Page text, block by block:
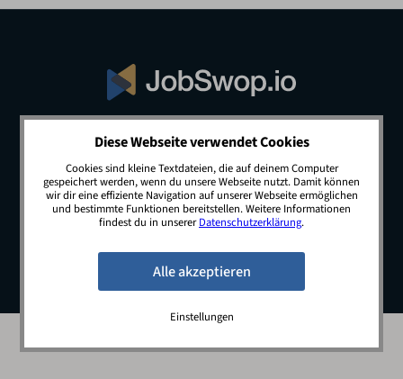
© 2026 JobSwop.io · All rights reserved.
Blog Jobs Newsletter
Kontakt
Preise
Impressum Datenschutz
Diese Webseite verwendet Cookies
Cookies sind kleine Textdateien, die auf deinem Computer
gespeichert werden, wenn du unsere Webseite nutzt. Damit können
wir dir eine effiziente Navigation auf unserer Webseite ermöglichen
und bestimmte Funktionen bereitstellen. Weitere Informationen
findest du in unsererDatenschutzerklärung.
Einstellungen